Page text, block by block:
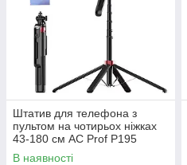
Штатив для телефона з
пультом на чотирьох ніжках
43-180 см AC Prof P195
Aluminum
В наявності